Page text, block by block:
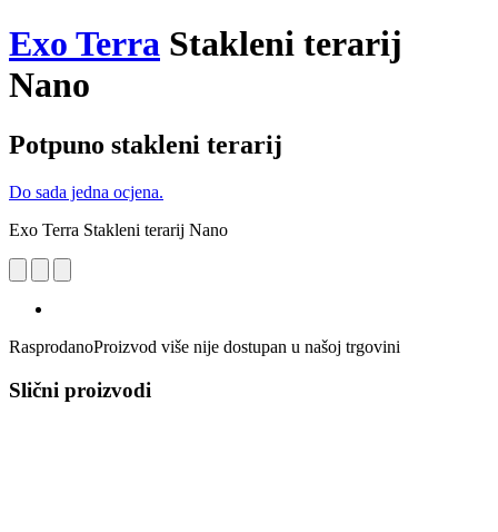
Exo Terra Stakleni terarij
Nano
Potpuno stakleni terarij
Do sada jedna ocjena.
Exo Terra Stakleni terarij Nano
RasprodanoProizvod više nije dostupan u našoj trgovini
Slični proizvodi